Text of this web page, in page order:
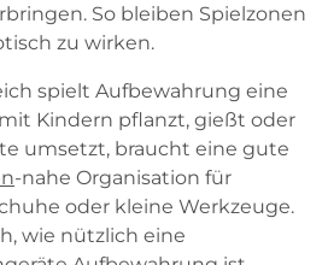
So bleiben Spielzonen
zu wirken.
spielt Aufbewahrung eine
Kindern pflanzt, gießt oder
umsetzt, braucht eine gute
-nahe Organisation für
oder kleine Werkzeuge.
wie nützlich eine